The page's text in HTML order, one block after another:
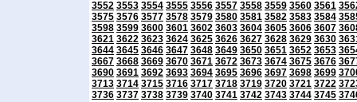
3552 3553 3554 3555 3556 3557 3558 3559 3560 3561
3575 3576 3577 3578 3579 3580 3581 3582 3583 3584
3598 3599 3600 3601 3602 3603 3604 3605 3606 3607
3621 3622 3623 3624 3625 3626 3627 3628 3629 3630
3644 3645 3646 3647 3648 3649 3650 3651 3652 3653
3667 3668 3669 3670 3671 3672 3673 3674 3675 3676
3690 3691 3692 3693 3694 3695 3696 3697 3698 3699
3713 3714 3715 3716 3717 3718 3719 3720 3721 3722
3736 3737 3738 3739 3740 3741 3742 3743 3744 3745